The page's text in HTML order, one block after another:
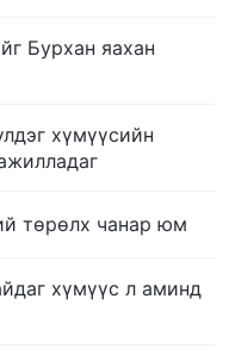
Бурхан яахан
хүмүүсийн
төрөлх чанар юм
хүмүүс л аминд